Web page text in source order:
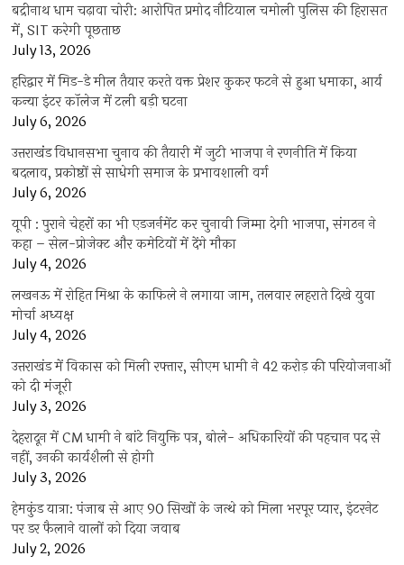
बद्रीनाथ धाम चढ़ावा चोरी: आरोपित प्रमोद नौटियाल चमोली पुलिस की हिरासत
में, SIT करेगी पूछताछ
July 13, 2026
हरिद्वार में मिड-डे मील तैयार करते वक्त प्रेशर कुकर फटने से हुआ धमाका, आर्य
कन्या इंटर कॉलेज में टली बड़ी घटना
July 6, 2026
उत्तराखंंड विधानसभा चुनाव की तैयारी में जुटी भाजपा ने रणनीति में किया
बदलाव, प्रकोष्ठों से साधेगी समाज के प्रभावशाली वर्ग
July 6, 2026
यूपी : पुराने चेहरों का भी एडजर्नमेंट कर चुनावी जिम्मा देगी भाजपा, संगठन ने
कहा – सेल-प्रोजेक्ट और कमेटियों में देंगे मौका
July 4, 2026
लखनऊ में रोहित मिश्रा के काफिले ने लगाया जाम, तलवार लहराते दिखे युवा
मोर्चा अध्यक्ष
July 4, 2026
उत्तराखंड में विकास को मिली रफ्तार, सीएम धामी ने 42 करोड़ की परियोजनाओं
को दी मंजूरी
July 3, 2026
देहरादून में CM धामी ने बांटे नियुक्ति पत्र, बोले- अधिकारियों की पहचान पद से
नहीं, उनकी कार्यशैली से होगी
July 3, 2026
हेमकुंड यात्रा: पंजाब से आए 90 सिखों के जत्थे को मिला भरपूर प्यार, इंटरनेट
पर डर फैलाने वालों को दिया जवाब
July 2, 2026